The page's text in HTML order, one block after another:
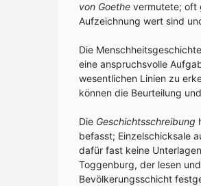
von Goethe vermutete; oft
Aufzeichnung wert sind
Die
eine anspruchsvolle
wesentlichen Linien zu
können die Beurteilung
Die Geschichtsschreibung
befasst; Einzelschicksale
dafür fast keine
Toggenburg, der lesen
Bevölkerungsschicht